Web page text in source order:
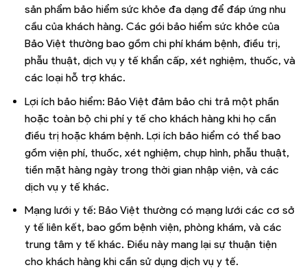
sản phẩm bảo hiểm sức khỏe đa dạng để đáp ứng nhu
cầu của khách hàng. Các gói bảo hiểm sức khỏe của
Bảo Việt thường bao gồm chi phí khám bệnh, điều trị,
phẫu thuật, dịch vụ y tế khẩn cấp, xét nghiệm, thuốc, và
các loại hỗ trợ khác.
Lợi ích bảo hiểm: Bảo Việt đảm bảo chi trả một phần
hoặc toàn bộ chi phí y tế cho khách hàng khi họ cần
điều trị hoặc khám bệnh. Lợi ích bảo hiểm có thể bao
gồm viện phí, thuốc, xét nghiệm, chụp hình, phẫu thuật,
tiền mặt hàng ngày trong thời gian nhập viện, và các
dịch vụ y tế khác.
Mạng lưới y tế: Bảo Việt thường có mạng lưới các cơ sở
y tế liên kết, bao gồm bệnh viện, phòng khám, và các
trung tâm y tế khác. Điều này mang lại sự thuận tiện
cho khách hàng khi cần sử dụng dịch vụ y tế.